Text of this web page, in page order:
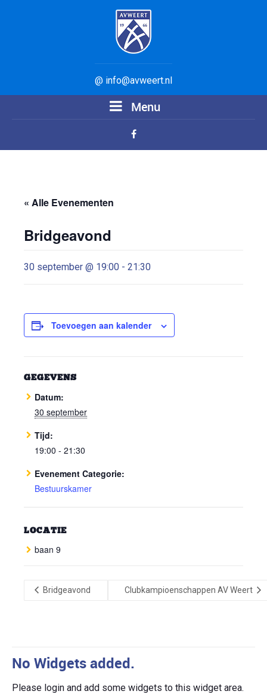
@ info@avweert.nl
Menu
« Alle Evenementen
Bridgeavond
30 september @ 19:00 - 21:30
Toevoegen aan kalender
GEGEVENS
Datum:
30 september
Tijd:
19:00 - 21:30
Evenement Categorie:
Bestuurskamer
LOCATIE
baan 9
Bridgeavond Clubkampioenschappen AV Weert
No Widgets added.
Please login and add some widgets to this widget area.